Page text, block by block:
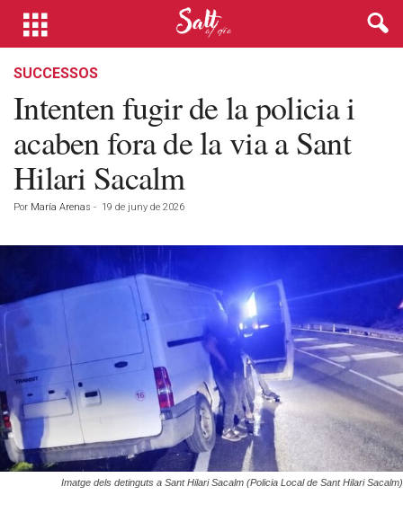
SUCCESSOS
Intenten fugir de la policia i
acaben fora de la via a Sant
Hilari Sacalm
Por María Arenas - 19 de juny de 2026
Imatge dels detinguts a Sant Hilari Sacalm (Policia Local de Sant Hilari Sacalm)